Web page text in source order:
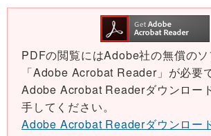
PDFの閲覧にはAdobe社の無償の
「Adobe Acrobat Reader」が必要
Adobe Acrobat Readerダウンロー
手してください。
Adobe Acrobat Readerダウンロー